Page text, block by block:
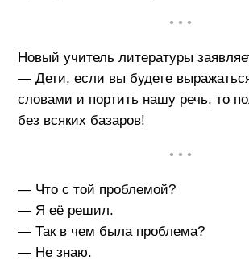
• • •
Новый учитель литературы
— Дети, если вы будете
словами и портить нашу речь, то
без всяких базаров!
• • •
— Что с той проблемой?
— Я её решил.
— Так в чем была проблема?
— Не знаю.